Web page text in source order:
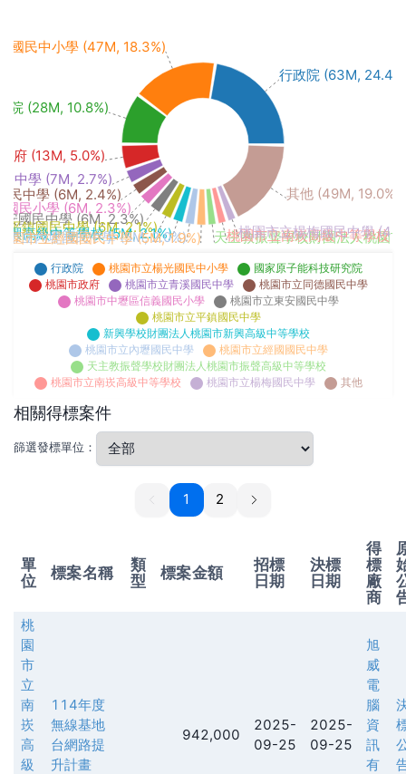
行政院 (63M,
國民中小學 (47M, 18.3%)
院 (28M, 10.8%)
府 (13M, 5.0%)
中學 (7M, 2.7%)
民中學 (6M, 2.4%)
國民小學 (6M, 2.3%)
安國民中學 (6M, 2.3%)
平鎮國民中學 (6M, 2.1%)
興高級中等學校 (5M, 2.1%)
市立內壢國民中學 (5M, 2.0%)
園市立經國國民中學 (5M, 1.9%) 天主教振聲學校財團法人桃園
桃園市立南崁高級中等學校
桃園市立楊梅國民中學
其他 (49M, 19.0%)
行政院 桃園市立楊光國民中小學
國家原子能科技研究院
桃園市政府
桃園市立青溪國民中學
桃園市立同德國民中學
桃園市中壢區信義國民小學
桃園市立東安國民中學
桃園市立平鎮國民中學
新興學校財團法人桃園市新興高級中等學校
桃園市立內壢國民中學
桃園市立經國國民中學
天主教振聲學校財團法人桃園市振聲高級中等學校
桃園市立南崁高級中等學校
桃園市立楊梅國民中學 其他
相關得標案件
篩選發標單位：
11 2
單
位
標案名稱
類
型
標案金額
招標
日期
決標
日期
得
標
廠
商
桃
園
市
立
南
崁
高
級
114年度
無線基地
台網路提
升計畫
942,000
2025-
09-25
2025-
09-25
旭
威
電
腦
資
訊
有